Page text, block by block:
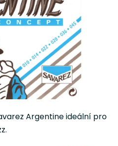
Argentine ideální pro